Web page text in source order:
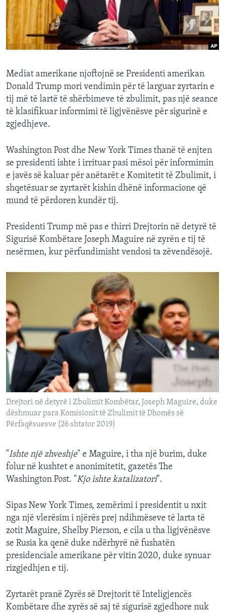
INTERVISTA
DITARI
Mediat amerikane njoftojnë se Presidenti amerikan
Donald Trump mori vendimin për të larguar zyrtarin e
tij më të lartë të shërbimeve të zbulimit, pas një seance
të klasifikuar informimi të ligjvënësve për sigurinë e
zgjedhjeve.
Washington Post dhe New York Times thanë të enjten
se presidenti ishte i irrituar pasi mësoi për informimin
e javës së kaluar për anëtarët e Komitetit të Zbulimit, i
shqetësuar se zyrtarët kishin dhënë informacione që
mund të përdoren kundër tij.
Presidenti Trump më pas e thirri Drejtorin në detyrë të
Sigurisë Kombëtare Joseph Maguire në zyrën e tij të
nesërmen, kur përfundimisht vendosi ta zëvendësojë.
Drejtori në detyrë i Zbulimit Kombëtar, Joseph Maguire, duke
dëshmuar para Komisionit të Zbulimit të Dhomës së
Përfaqësuesve (26 shtator 2019)
"Ishte një zhveshje" e Maguire, i tha një burim, duke
folur në kushtet e anonimitetit, gazetës The
Washington Post. "Kjo ishte katalizatori".
Sipas New York Times, zemërimi i presidentit u nxit
nga një vlerësim i njërës prej ndihmëseve të larta të
zotit Maguire, Shelby Pierson, e cila u tha ligjvënësve
se Rusia ka qenë duke ndërhyrë në fushatën
presidenciale amerikane për vitin 2020, duke synuar
rizgjedhjen e tij.
Zyrtarët pranë Zyrës së Drejtorit të Inteligjencës
Kombëtare dhe zyrës së saj të sigurisë zgjedhore nuk